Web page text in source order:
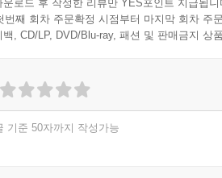
운로드 후 작성한 리뷰만 YES포인트 지급됩니
번째 회차 주문확정 시점부터 마지막 회차 주
백, CD/LP, DVD/Blu-ray, 패션 및 판매금지 상
기준 50자까지 작성가능